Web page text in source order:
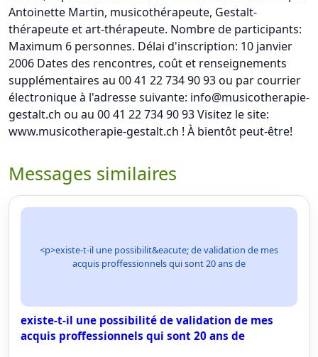
Antoinette Martin, musicothérapeute, Gestalt-
thérapeute et art-thérapeute. Nombre de participants:
Maximum 6 personnes. Délai d'inscription: 10 janvier
2006 Dates des rencontres, coût et renseignements
supplémentaires au 00 41 22 734 90 93 ou par courrier
électronique à l'adresse suivante: info@musicotherapie-
gestalt.ch ou au 00 41 22 734 90 93 Visitez le site:
www.musicotherapie-gestalt.ch ! À bientôt peut-être!
Messages similaires
<p>existe-t-il une possibilit&eacute; de validation de mes
acquis proffessionnels qui sont 20 ans de
existe-t-il une possibilité de validation de mes
acquis proffessionnels qui sont 20 ans de